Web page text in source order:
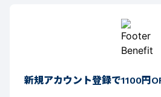
新規アカウント登録で1100円